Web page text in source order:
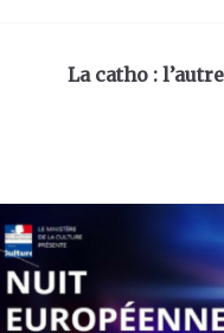
La catho :